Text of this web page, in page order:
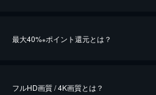
最大40%※ポイント還元とは？
フルHD画質 / 4K画質とは？